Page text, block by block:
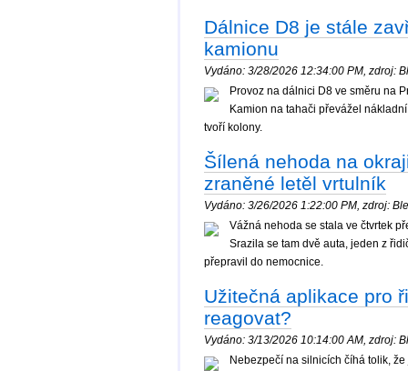
Dálnice D8 je stále
kamionu
Vydáno: 3/28/2026 12:34:00 PM, zdroj:
Provoz na dálnici D8 ve směru na
Kamion na tahači převážel
tvoří kolony.
Šílená nehoda na
zraněné letěl vrtulník
Vydáno: 3/26/2026 1:22:00 PM, zdroj:
Vážná nehoda se stala ve čtvrtek
Srazila se tam dvě auta, jeden z
přepravil do nemocnice.
Užitečná aplikace pro
reagovat?
Vydáno: 3/13/2026 10:14:00 AM, zdroj:
Nebezpečí na silnicích číhá tolik,